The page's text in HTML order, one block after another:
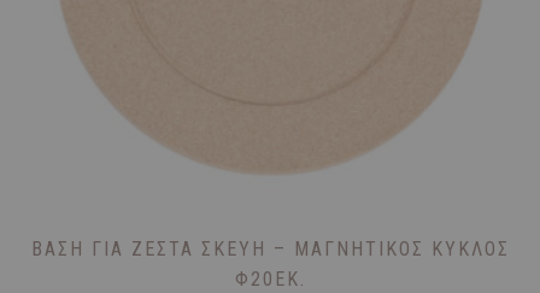
ΒΆΣΗ ΓΙΑ ΖΕΣΤΆ ΣΚΕΎΗ – ΜΑΓΝΗΤΙΚΌΣ ΚΎΚΛΟΣ
Φ20ΕΚ.